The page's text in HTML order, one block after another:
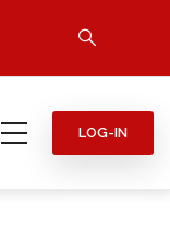
LOG-IN